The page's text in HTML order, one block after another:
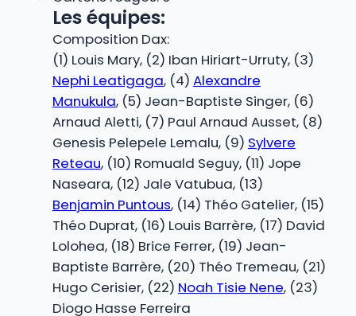
Les équipes:
Composition Dax:
(1) Louis Mary, (2) Iban Hiriart-Urruty, (3)
Nephi Leatigaga, (4) Alexandre
Manukula, (5) Jean-Baptiste Singer, (6)
Arnaud Aletti, (7) Paul Arnaud Ausset, (8)
Genesis Pelepele Lemalu, (9) Sylvere
Reteau, (10) Romuald Seguy, (11) Jope
Naseara, (12) Jale Vatubua, (13)
Benjamin Puntous, (14) Théo Gatelier, (15)
Théo Duprat, (16) Louis Barrère, (17) David
Lolohea, (18) Brice Ferrer, (19) Jean-
Baptiste Barrère, (20) Théo Tremeau, (21)
Hugo Cerisier, (22) Noah Tisie Nene, (23)
Diogo Hasse Ferreira